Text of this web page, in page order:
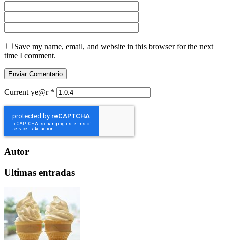
Save my name, email, and website in this browser for the next
time I comment.
Current ye@r *
Autor
Ultimas entradas